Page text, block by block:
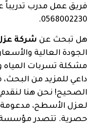
فريق عمل مدرب تدريباً
0568002230.
هل تبحث عن شركة
الجودة العالية
مشكلة تسربات
داعي للمزيد من
الصحيح! نحن هنا
لعزل الأسطح، مدعومة
حصرية. تتصدر مؤسسة